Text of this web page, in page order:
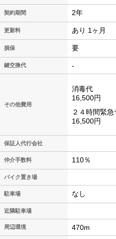
契約期間 2年
更新料 あり 1ヶ月
損保 要
鍵交換代 -
その他費用
消毒代
16,500円
２４時間緊急
16,500円
保証人代行会社
仲介手数料 110％
バイク置き場
駐車場 なし
近隣駐車場
周辺環境 470m